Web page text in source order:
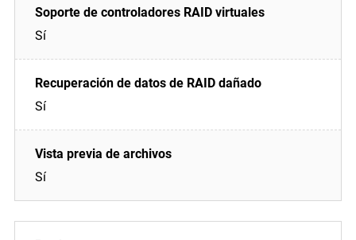
Sí
Sí
Sí